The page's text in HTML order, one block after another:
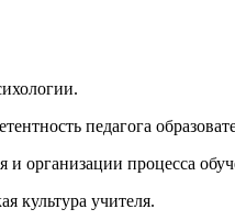
педагога
и организации процесса
культура учителя.